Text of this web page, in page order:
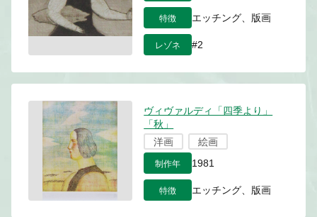
特徴 エッチング、版画
レゾネ #2
ヴィヴァルディ「四季より」
「秋」
洋画
絵画
制作年 1981
特徴 エッチング、版画